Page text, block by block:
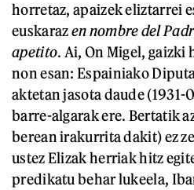
horretaz, apaizek eliztarrei
euskarazen nombre del
apetito. Ai, On Migel, gaizki
non esan: Espainiako
aktetan jasota daude
barre-algarak ere. Bertatik
berean irakurrita dakit) ez
ustez Elizak herriak hitz
predikatu behar lukeela,